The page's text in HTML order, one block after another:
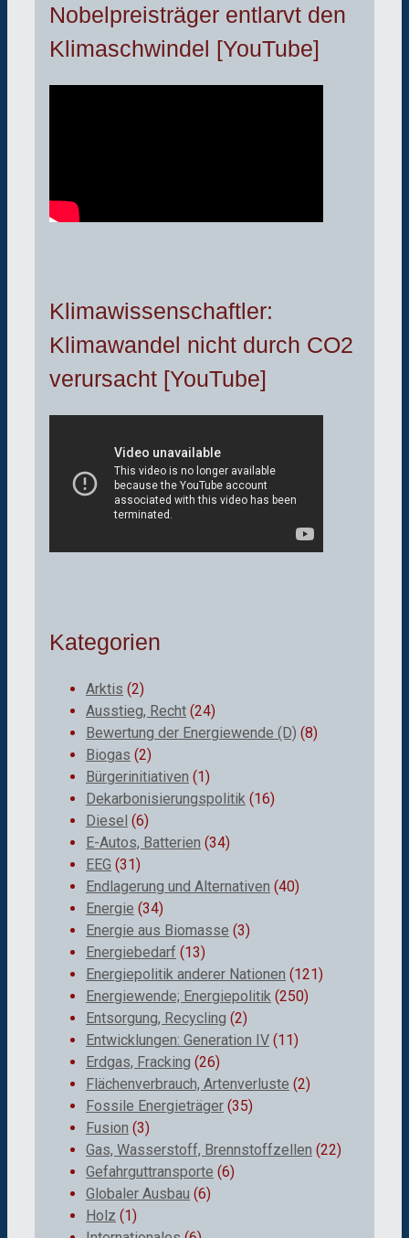
Nobelpreisträger entlarvt den
Klimaschwindel [YouTube]
Klimawissenschaftler:
Klimawandel nicht durch CO2
verursacht [YouTube]
Kategorien
Arktis (2)
Ausstieg, Recht (24)
Bewertung der Energiewende (D) (8)
Biogas (2)
Bürgerinitiativen (1)
Dekarbonisierungspolitik (16)
Diesel (6)
E-Autos, Batterien (34)
EEG (31)
Endlagerung und Alternativen (40)
Energie (34)
Energie aus Biomasse (3)
Energiebedarf (13)
Energiepolitik anderer Nationen (121)
Energiewende; Energiepolitik (250)
Entsorgung, Recycling (2)
Entwicklungen: Generation IV (11)
Erdgas, Fracking (26)
Flächenverbrauch, Artenverluste (2)
Fossile Energieträger (35)
Fusion (3)
Gas, Wasserstoff, Brennstoffzellen (22)
Gefahrguttransporte (6)
Globaler Ausbau (6)
Holz (1)